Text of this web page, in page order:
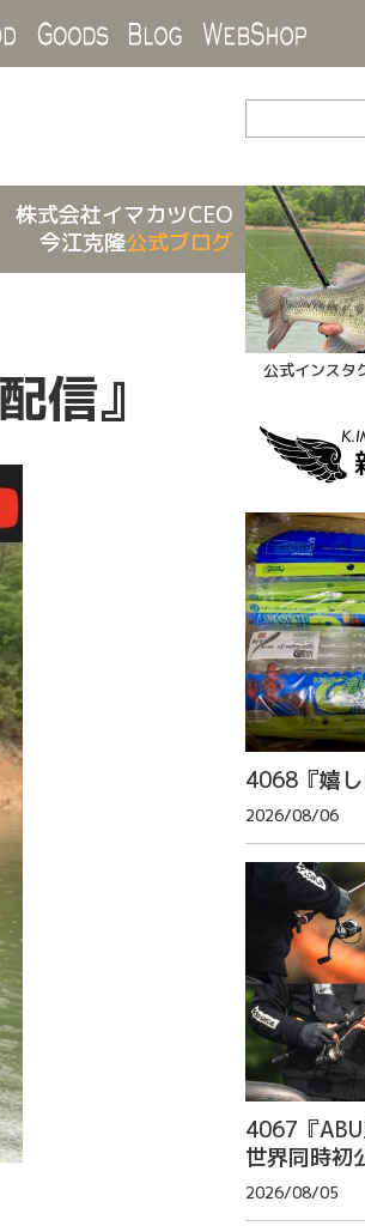
Lure
Rod Goods Blog
株式会社イマカツCEO
今江克隆公式ブログ
公式インスタ
信』
4068『嬉し
2026/08/06
4067『
世界同時初
2026/08/05